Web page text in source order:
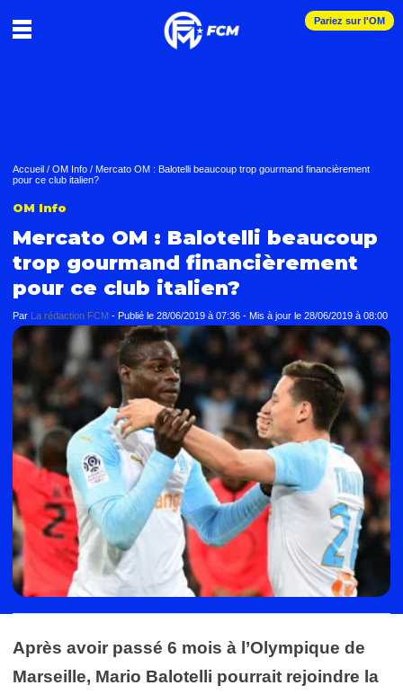
Pariez sur l'OM
Accueil / OM Info / Mercato OM : Balotelli beaucoup trop gourmand financièrement
pour ce club italien?
OM Info
Mercato OM : Balotelli beaucoup
trop gourmand financièrement
pour ce club italien?
Par La rédaction FCM - Publié le 28/06/2019 à 07:36 - Mis à jour le 28/06/2019 à 08:00
Après avoir passé 6 mois à l’Olympique de
Marseille, Mario Balotelli pourrait rejoindre la